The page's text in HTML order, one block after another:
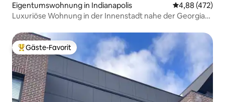
Eigentumswohnung in Indianapolis
4,88 (472)
Luxuriöse Wohnung in der Innenstadt nahe der Georgia
Beliebter Gäste-Favorit.
Gäste-Favorit